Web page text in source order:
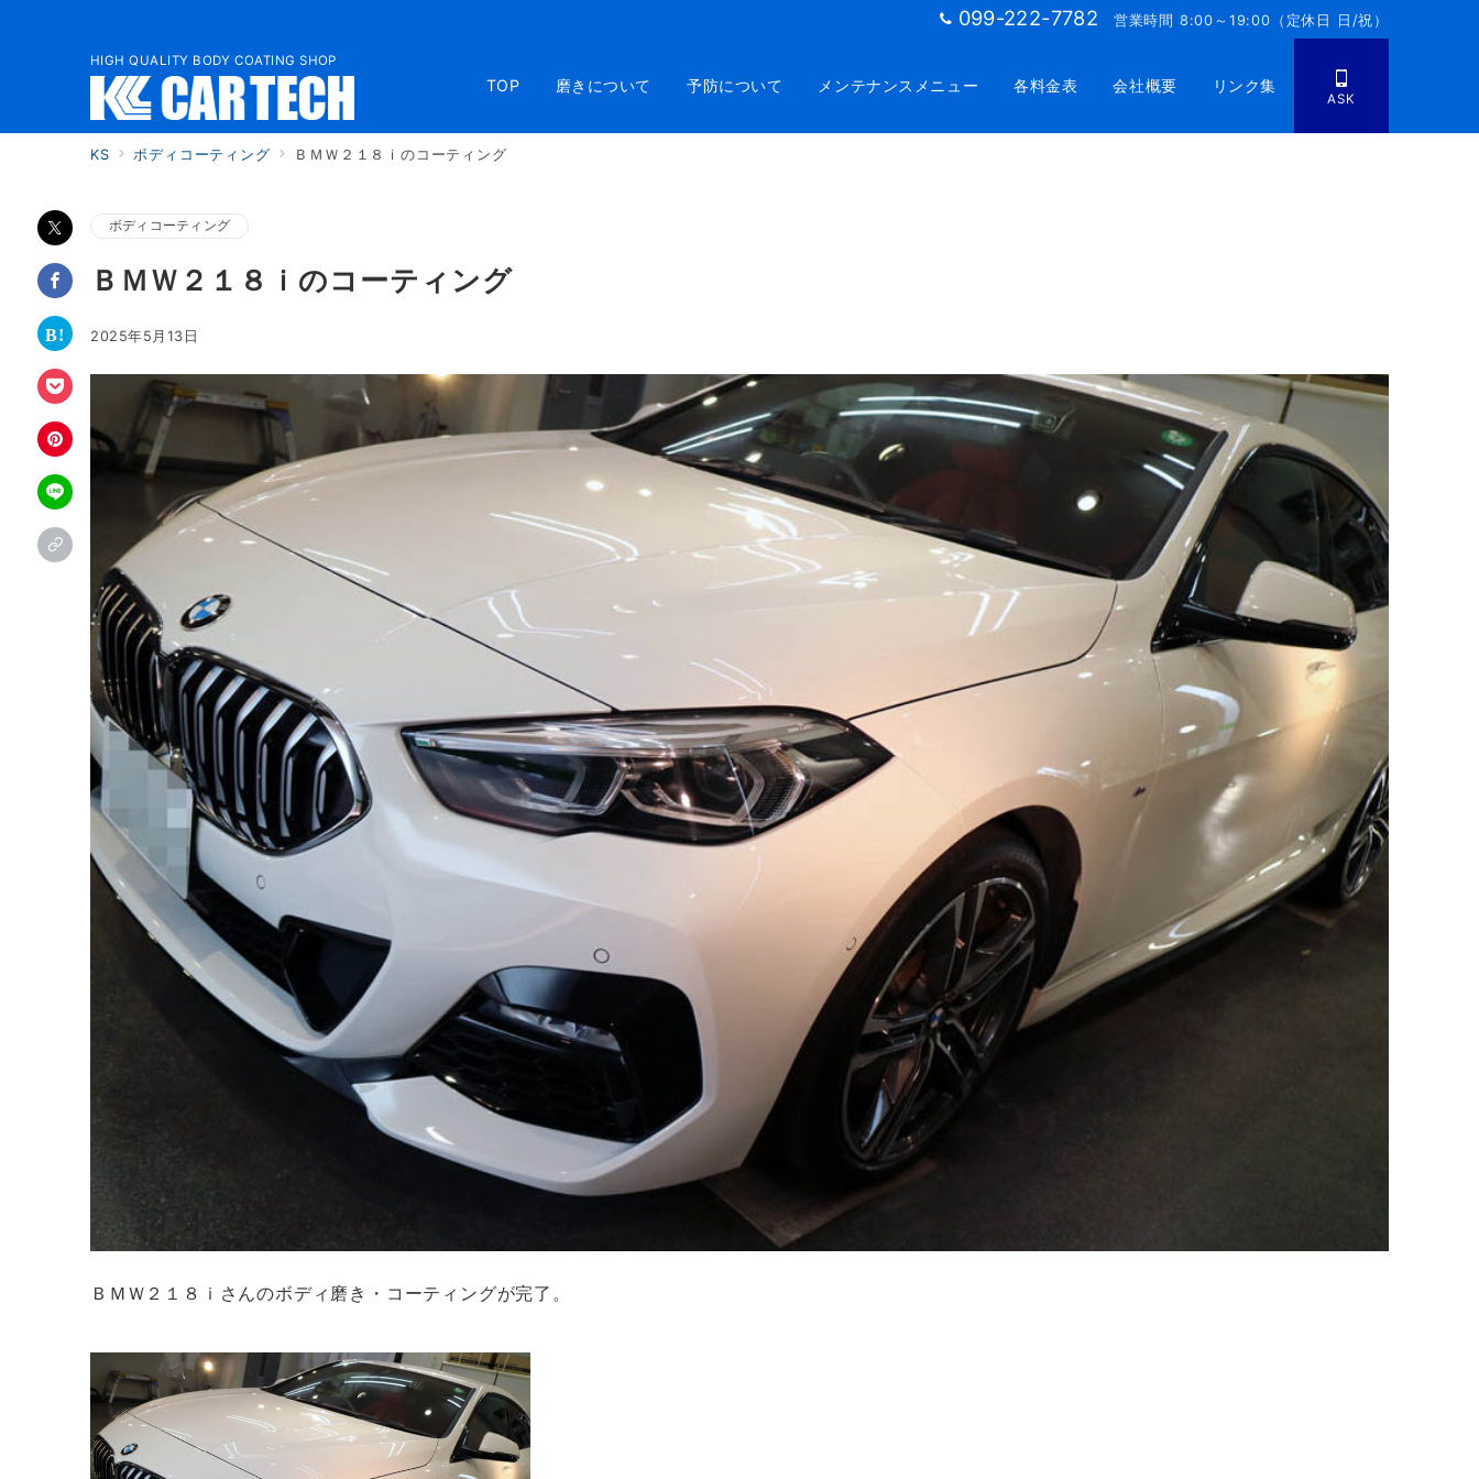
099-222-7782 営業時間 8:00～19:00（定休日 日/祝）
HIGH QUALITY BODY COATING SHOP
TOP 磨きについて 予防について メンテナンスメニュー 各料金表 会社概要 リンク集
ASK
KS ボディコーティング ＢＭＷ２１８ｉのコーティング
ボディコーティング
ＢＭＷ２１８ｉのコーティング
2025年5月13日
ＢＭＷ２１８ｉさんのボディ磨き・コーティングが完了。